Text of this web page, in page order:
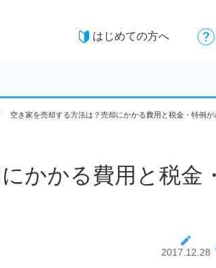
はじめての方へ
空き家を売却する方法は？売却にかかる費用と税金・特例が
かかる費用と税金
2017.12.28